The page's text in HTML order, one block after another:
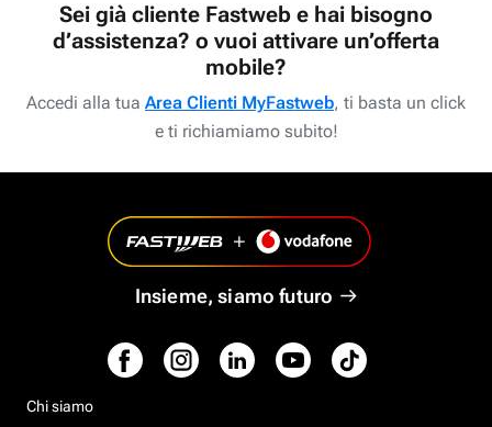
Sei già cliente Fastweb e hai bisogno
d’assistenza? o vuoi attivare un’offerta
mobile?
Accedi alla tua Area Clienti MyFastweb, ti basta un click
e ti richiamiamo subito!
Insieme, siamo futuro
Chi siamo